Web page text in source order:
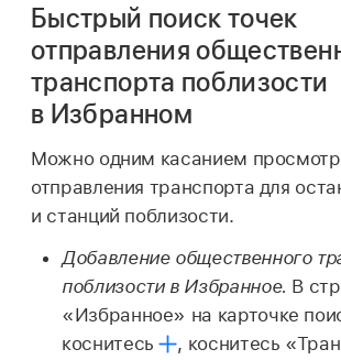
Быстрый поиск точек
отправления
транспорта поблизости
в Избранном
Можно одним касанием
отправления транспорта для
и станций поблизости.
Добавление общественного
поблизости в Избранное. В
«Избранное» на карточке
коснитесь
, коснитесь